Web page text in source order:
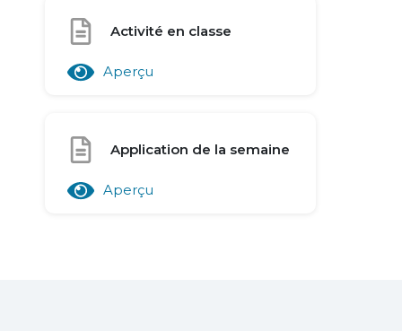
Activité en classe
Aperçu
Application de la semaine
Aperçu